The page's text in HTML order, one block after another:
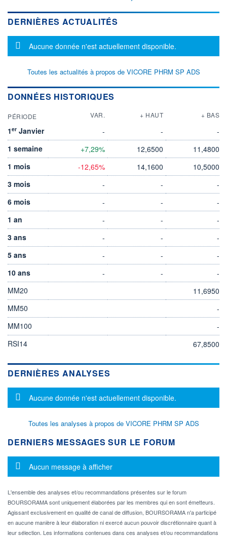
DERNIÈRES ACTUALITÉS
Message d'information
Aucune donnée n'est actuellement disponible.
Toutes les actualités à propos de VICORE PHRM SP ADS
DONNÉES HISTORIQUES
PÉRIODE VAR. + HAUT + BAS
1er Janvier - -
-
1 semaine
+7,29% 12,6500
11,4800
1 mois
-12,65% 14,1600
10,5000
3 mois
- -
-
6 mois
- -
-
1 an
- -
-
3 ans
- -
-
5 ans
- -
-
10 ans
- -
-
MM20
11,6950
MM50
-
MM100
-
RSI14
67,8500
DERNIÈRES ANALYSES
Message d'information
Aucune donnée n'est actuellement disponible.
Toutes les analyses à propos de VICORE PHRM SP ADS
DERNIERS MESSAGES SUR LE FORUM
Message d'information
Aucun message à afficher
L'ensemble des analyses et/ou recommandations présentes sur le forum
BOURSORAMA sont uniquement élaborées par les membres qui en sont émetteurs.
Agissant exclusivement en qualité de canal de diffusion, BOURSORAMA n'a participé
en aucune manière à leur élaboration ni exercé aucun pouvoir discrétionnaire quant à
leur sélection. Les informations contenues dans ces analyses et/ou recommandations